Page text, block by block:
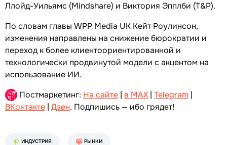
Ллойд-Уильямс (Mindshare) и Виктория Эпплби (T&P).
По словам главы WPP Media UK Кейт Роулинсон,
изменения направлены на снижение бюрократии и
переход к более клиентоориентированной и
технологически продвинутой модели с акцентом на
использование ИИ.
Постмаркетинг: На сайте | в MAX | Telegram |
ВКонтакте | Дзен. Подпишись — ибо грядет!
ИНДУСТРИЯ РЫНКИ